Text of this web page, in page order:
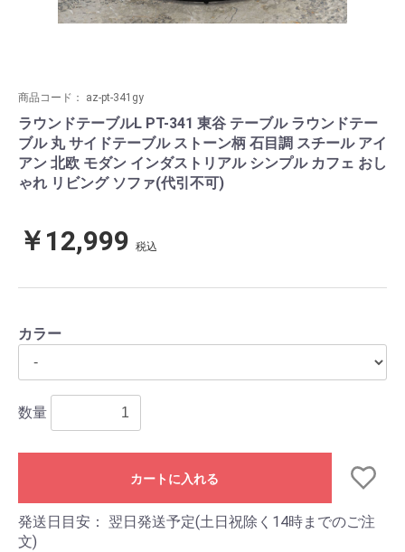
商品コード： az-pt-341gy
ラウンドテーブルL PT-341 東谷 テーブル ラウンドテー
ブル 丸 サイドテーブル ストーン柄 石目調 スチール アイ
アン 北欧 モダン インダストリアル シンプル カフェ おし
ゃれ リビング ソファ(代引不可)
￥12,999 税込
カラー
数量
カートに入れる
発送日目安：
翌日発送予定(土日祝除く14時までのご注
文)